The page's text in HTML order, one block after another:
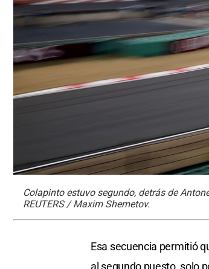
Colapinto estuvo segundo, detrás de
REUTERS / Maxim Shemetov.
Esa secuencia permitió
al segundo puesto, solo